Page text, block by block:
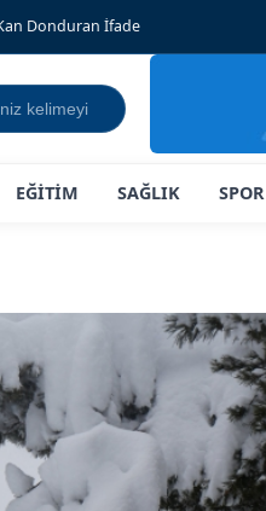
Donduran İfade
EĞİTİM SAĞLIK SPOR